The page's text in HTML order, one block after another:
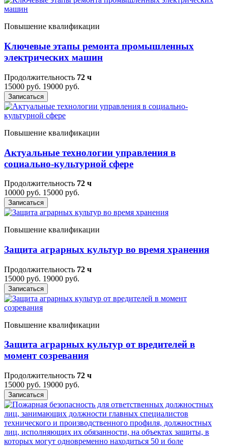
Повышение квалификации
Ключевые этапы ремонта промышленных
электрических машин
Продолжительность 72 ч
15000 руб. 19000 руб.
Записаться
Повышение квалификации
Актуальные технологии управления в
социально-культурной сфере
Продолжительность 72 ч
10000 руб. 15000 руб.
Записаться
Повышение квалификации
Защита аграрных культур во время хранения
Продолжительность 72 ч
15000 руб. 19000 руб.
Записаться
Повышение квалификации
Защита аграрных культур от вредителей в
момент созревания
Продолжительность 72 ч
15000 руб. 19000 руб.
Записаться